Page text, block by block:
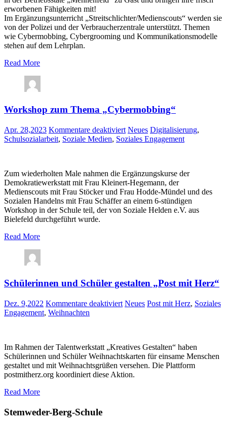
erworbenen Fähigkeiten mit!
Im Ergänzungsunterricht „Streitschlichter/Medienscouts“ werden sie
von der Polizei und der Verbraucherzentrale unterstützt. Themen
wie Cybermobbing, Cybergrooming und Kommunikationsmodelle
stehen auf dem Lehrplan.
Read More
Workshop zum Thema „Cybermobbing“
Apr. 28,2023 Kommentare deaktiviertfür
Workshop
Neues Digitalisierung,
Schulsozialarbeit, Soziale Medien, Soziales Engagement
Zum wiederholten Male nahmen die Ergänzungskurse der
Demokratiewerkstatt mit Frau Kleinert-Hegemann, der
Medienscouts mit Frau Stöcker und Frau Hodde-Mündel und des
Sozialen Handelns mit Frau Schäffer an einem 6-stündigen
Workshop in der Schule teil, der von Soziale Helden e.V. aus
Bielefeld durchgeführt wurde.
Read More
Schülerinnen und Schüler gestalten „Post mit Herz“
Dez. 9,2022 Kommentare deaktiviertfür
„Post
mit
Herz“
Neues Post mit Herz, Soziales
Engagement, Weihnachten
Im Rahmen der Talentwerkstatt „Kreatives Gestalten“ haben
Schülerinnen und Schüler Weihnachtskarten für einsame Menschen
gestaltet und mit Weihnachtsgrüßen versehen. Die Plattform
postmitherz.org koordiniert diese Aktion.
Read More
Stemweder-Berg-Schule